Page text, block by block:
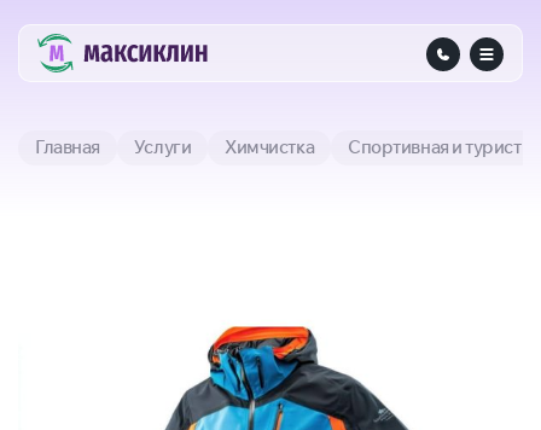
Главная Услуги Химчистка Спортивная и